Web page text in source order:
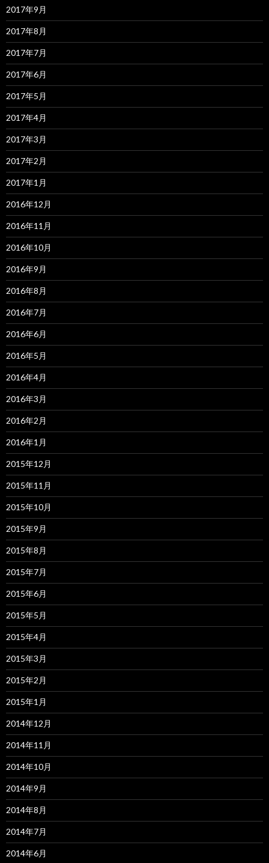
2017年9月
2017年8月
2017年7月
2017年6月
2017年5月
2017年4月
2017年3月
2017年2月
2017年1月
2016年12月
2016年11月
2016年10月
2016年9月
2016年8月
2016年7月
2016年6月
2016年5月
2016年4月
2016年3月
2016年2月
2016年1月
2015年12月
2015年11月
2015年10月
2015年9月
2015年8月
2015年7月
2015年6月
2015年5月
2015年4月
2015年3月
2015年2月
2015年1月
2014年12月
2014年11月
2014年10月
2014年9月
2014年8月
2014年7月
2014年6月